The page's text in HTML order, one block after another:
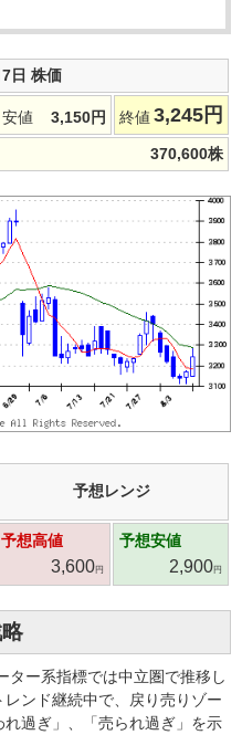
日 株価
安値 3,150円 終値 3,245 円
370,600株
予想レンジ
予想高値
3,600円
予想安値
2,900円
ター系指標では中立圏で推移し
ンド継続中で、戻り売りゾー
過ぎ」、「売られ過ぎ」を示